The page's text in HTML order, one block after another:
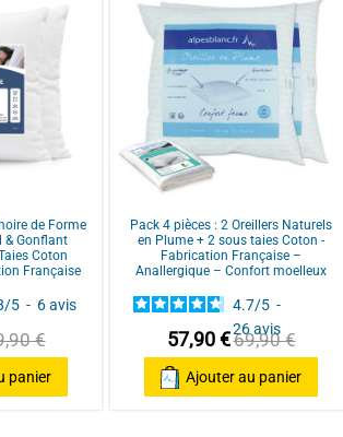
COUETTE HIVER 360G/M² : Son
temps froid. Excellente isolation
FABRICATION FRANÇAISE :
nobles pour un confort luxueux,
GARNISSAGE NEUF : 70%
gonflant naturel, elle apporte
anallergique.
ENVELOPPE PERCALE : 100%
doux et résistant, pour une
finition passepoil.
240x220, 260x240 et 280x240
Basé sur
avis soumis à un
de Forme
& Gonflant
Coton
Française
/5 - 6avis
€
panier
Pack 4 pièces : 2 Oreillers Naturels
en Plume + 2 sous taies Coton -
Fabrication Française –
Anallergique – Confort moelleux
4.7/5 -
26avis
57,90 €69,90 €
Ajouter au panier